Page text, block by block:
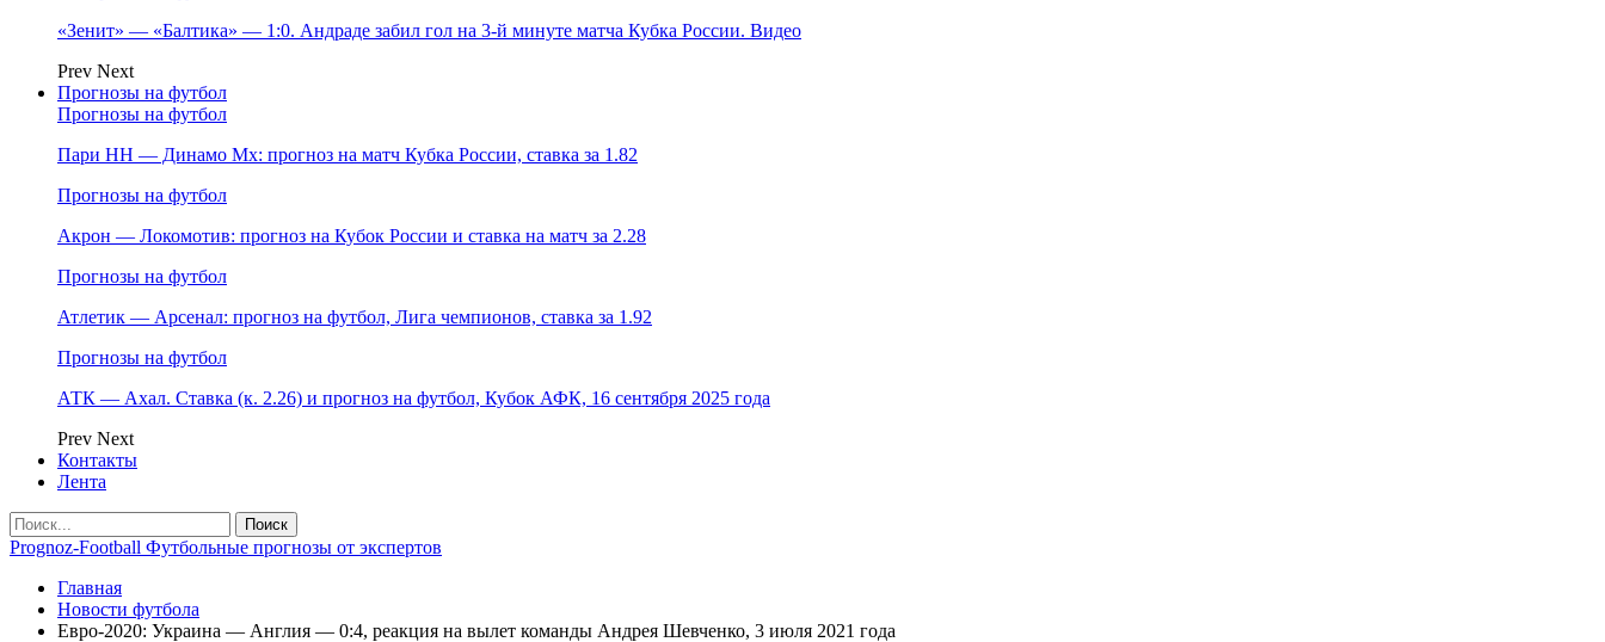
«Зенит» — «Балтика» — 1:0. Андраде забил гол на 3‑й минуте матча Кубка России. Видео
Prev Next
Прогнозы на футбол
Прогнозы на футбол
Пари НН — Динамо Мх: прогноз на матч Кубка России, ставка за 1.82
Прогнозы на футбол
Акрон — Локомотив: прогноз на Кубок России и ставка на матч за 2.28
Прогнозы на футбол
Атлетик — Арсенал: прогноз на футбол, Лига чемпионов, ставка за 1.92
Прогнозы на футбол
АТК — Ахал. Ставка (к. 2.26) и прогноз на футбол, Кубок АФК, 16 сентября 2025 года
Prev Next
Контакты
Лента
Prognoz-Football Футбольные прогнозы от экспертов
Главная
Новости футбола
Евро-2020: Украина — Англия — 0:4, реакция на вылет команды Андрея Шевченко, 3 июля 2021 года